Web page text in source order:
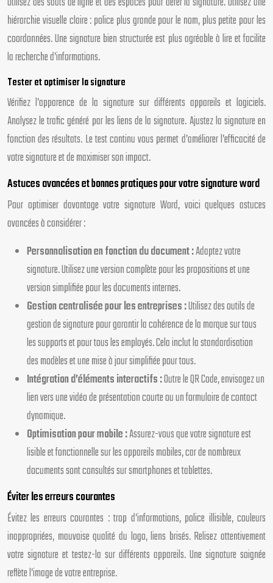
hiérarchie visuelle claire : police plus grande pour le nom, plus petite pour les
coordonnées. Une signature bien structurée est plus agréable à lire et facilite
la recherche d’informations.
Tester et optimiser la signature
Vérifiez l’apparence de la signature sur différents appareils et logiciels.
Analysez le trafic généré par les liens de la signature. Ajustez la signature en
fonction des résultats. Le test continu vous permet d’améliorer l’efficacité de
votre signature et de maximiser son impact.
Astuces avancées et bonnes pratiques pour votre signature word
Pour optimiser davantage votre signature Word, voici quelques astuces
avancées à considérer :
Personnalisation en fonction du document :Adaptez votre
signature. Utilisez une version complète pour les propositions et une
version simplifiée pour les documents internes.
Gestion centralisée pour les entreprises :Utilisez des outils de
gestion de signature pour garantir la cohérence de la marque sur tous
les supports et pour tous les employés. Cela inclut la standardisation
des modèles et une mise à jour simplifiée pour tous.
Intégration d’éléments interactifs :Outre le QR Code, envisagez un
lien vers une vidéo de présentation courte ou un formulaire de contact
dynamique.
Optimisation pour mobile :Assurez-vous que votre signature est
lisible et fonctionnelle sur les appareils mobiles, car de nombreux
documents sont consultés sur smartphones et tablettes.
Éviter les erreurs courantes
Évitez les erreurs courantes : trop d’informations, police illisible, couleurs
inappropriées, mauvaise qualité du logo, liens brisés. Relisez attentivement
votre signature et testez-la sur différents appareils. Une signature soignée
reflète l’image de votre entreprise.